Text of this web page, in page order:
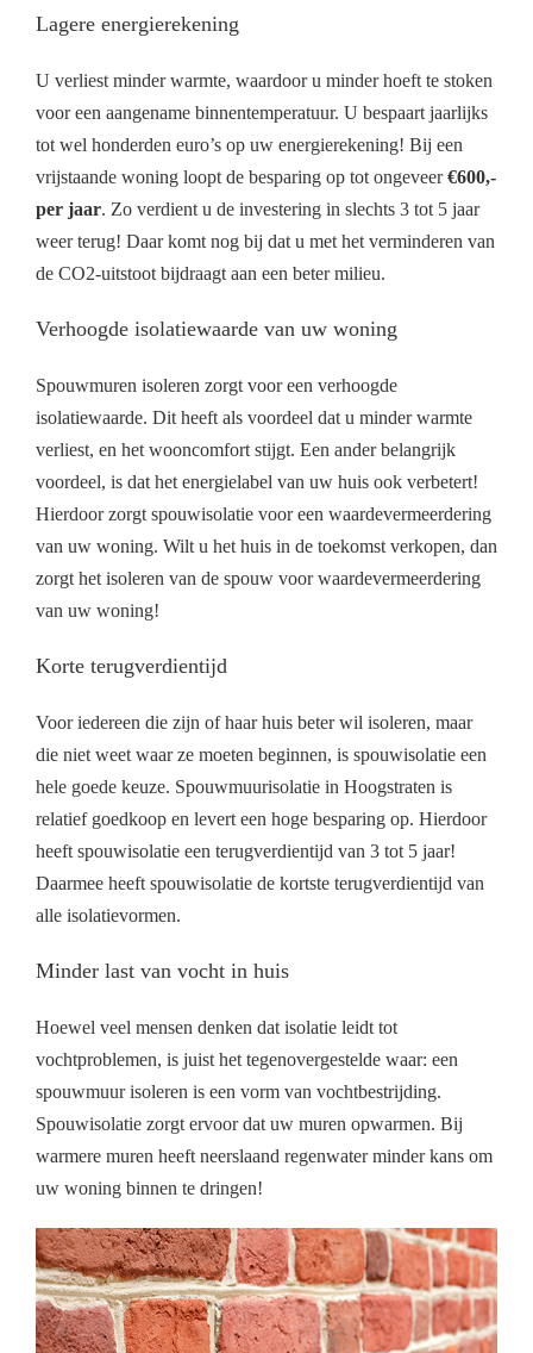
Lagere energierekening
U verliest minder warmte, waardoor u minder hoeft te stoken
voor een aangename binnentemperatuur. U bespaart jaarlijks
tot wel honderden euro’s op uw energierekening! Bij een
vrijstaande woning loopt de besparing op tot ongeveer€600,-
per jaar. Zo verdient u de investering in slechts 3 tot 5 jaar
weer terug! Daar komt nog bij dat u met het verminderen van
de CO2-uitstoot bijdraagt aan een beter milieu.
Verhoogde isolatiewaarde van uw woning
Spouwmuren isoleren zorgt voor een verhoogde
isolatiewaarde. Dit heeft als voordeel dat u minder warmte
verliest, en het wooncomfort stijgt. Een ander belangrijk
voordeel, is dat het energielabel van uw huis ook verbetert!
Hierdoor zorgt spouwisolatie voor een waardevermeerdering
van uw woning. Wilt u het huis in de toekomst verkopen, dan
zorgt het isoleren van de spouw voor waardevermeerdering
van uw woning!
Korte terugverdientijd
Voor iedereen die zijn of haar huis beter wil isoleren, maar
die niet weet waar ze moeten beginnen, is spouwisolatie een
hele goede keuze. Spouwmuurisolatie in Hoogstraten is
relatief goedkoop en levert een hoge besparing op. Hierdoor
heeft spouwisolatie een terugverdientijd van 3 tot 5 jaar!
Daarmee heeft spouwisolatie de kortste terugverdientijd van
alle isolatievormen.
Minder last van vocht in huis
Hoewel veel mensen denken dat isolatie leidt tot
vochtproblemen, is juist het tegenovergestelde waar: een
spouwmuur isoleren is een vorm van vochtbestrijding.
Spouwisolatie zorgt ervoor dat uw muren opwarmen. Bij
warmere muren heeft neerslaand regenwater minder kans om
uw woning binnen te dringen!